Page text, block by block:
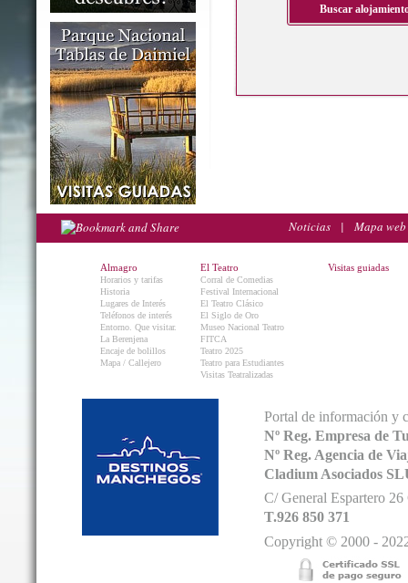
Noticias | Mapa web
Almagro
Horarios y tarifas
Historia
Lugares de Interés
Teléfonos de interés
Entorno. Que visitar.
La Berenjena
Encaje de bolillos
Mapa / Callejero
El Teatro
Corral de Comedias
Festival Internacional
El Teatro Clásico
El Siglo de Oro
Museo Nacional Teatro
FITCA
Teatro 2025
Teatro para Estudiantes
Visitas Teatralizadas
Visitas guiadas
Portal de información y
Nº Reg. Empresa de
Nº Reg. Agencia de
Cladium Asociados
C/ General Espartero
T.926 850 371
Copyright © 2000 -